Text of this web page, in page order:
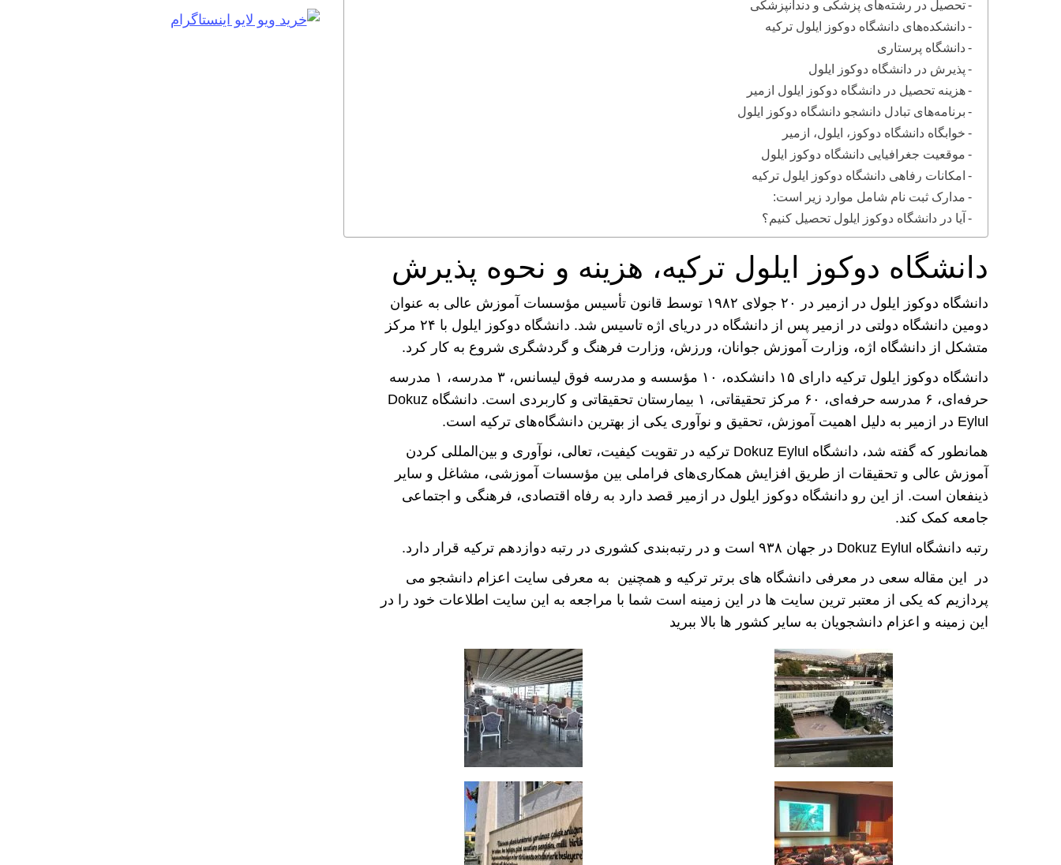
تحصیل در رشته‌های پزشکی و دندانپزشکی
دانشکده‌های دانشگاه دوکوز ایلول ترکیه
دانشگاه پرستاری
پذیرش در دانشگاه دوکوز ایلول
هزینه تحصیل در دانشگاه دوکوز ایلول ازمیر
برنامه‌های تبادل دانشجو دانشگاه دوکوز ایلول
خوابگاه دانشگاه دوکوز، ایلول، ازمیر
موقعیت جغرافیایی دانشگاه دوکوز ایلول
امکانات رفاهی دانشگاه دوکوز ایلول ترکیه
مدارک ثبت نام شامل موارد زیر است:
آیا در دانشگاه دوکوز ایلول تحصیل کنیم؟
دانشگاه دوکوز ایلول ترکیه، هزینه و نحوه پذیرش
دانشگاه دوکوز ایلول در ازمیر در ۲۰ جولای ۱۹۸۲ توسط قانون تأسیس مؤسسات آموزش عالی به عنوان
دومین دانشگاه دولتی در ازمیر پس از دانشگاه در دریای اژه تاسیس شد. دانشگاه دوکوز ایلول با ۲۴ مرکز
متشکل از دانشگاه اژه، وزارت آموزش جوانان، ورزش، وزارت فرهنگ و گردشگری شروع به کار کرد.
دانشگاه دوکوز ایلول ترکیه دارای ۱۵ دانشکده، ۱۰ مؤسسه و مدرسه فوق لیسانس، ۳ مدرسه، ۱ مدرسه
حرفه‌ای، ۶ مدرسه حرفه‌ای، ۶۰ مرکز تحقیقاتی، ۱ بیمارستان تحقیقاتی و کاربردی است. دانشگاه Dokuz
Eylul در ازمیر به دلیل اهمیت آموزش، تحقیق و نوآوری یکی از بهترین دانشگاه‌های ترکیه است.
همانطور که گفته شد، دانشگاه Dokuz Eylul ترکیه در تقویت کیفیت، تعالی، نوآوری و بین‌المللی کردن
آموزش عالی و تحقیقات از طریق افزایش همکاری‌های فراملی بین مؤسسات آموزشی، مشاغل و سایر
ذینفعان است. از این رو دانشگاه دوکوز ایلول در ازمیر قصد دارد به رفاه اقتصادی، فرهنگی و اجتماعی
جامعه کمک کند.
رتبه دانشگاه Dokuz Eylul در جهان ۹۳۸ است و در رتبه‌بندی کشوری در رتبه دوازدهم ترکیه قرار دارد.
در این مقاله سعی در معرفی دانشگاه های برتر ترکیه و همچنین به معرفی سایت اعزام دانشجو می
پردازیم که یکی از معتبر ترین سایت ها در این زمینه است شما با مراجعه به این سایت اطلاعات خود را در
این زمینه و اعزام دانشجویان به سایر کشور ها بالا ببرید